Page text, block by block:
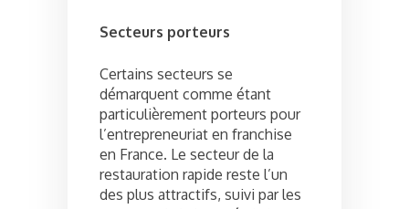
Secteurs porteurs
Certains secteurs se
démarquent comme étant
particulièrement porteurs pour
l’entrepreneuriat en franchise
en France. Le secteur de la
restauration rapide reste l’un
des plus attractifs, suivi par les